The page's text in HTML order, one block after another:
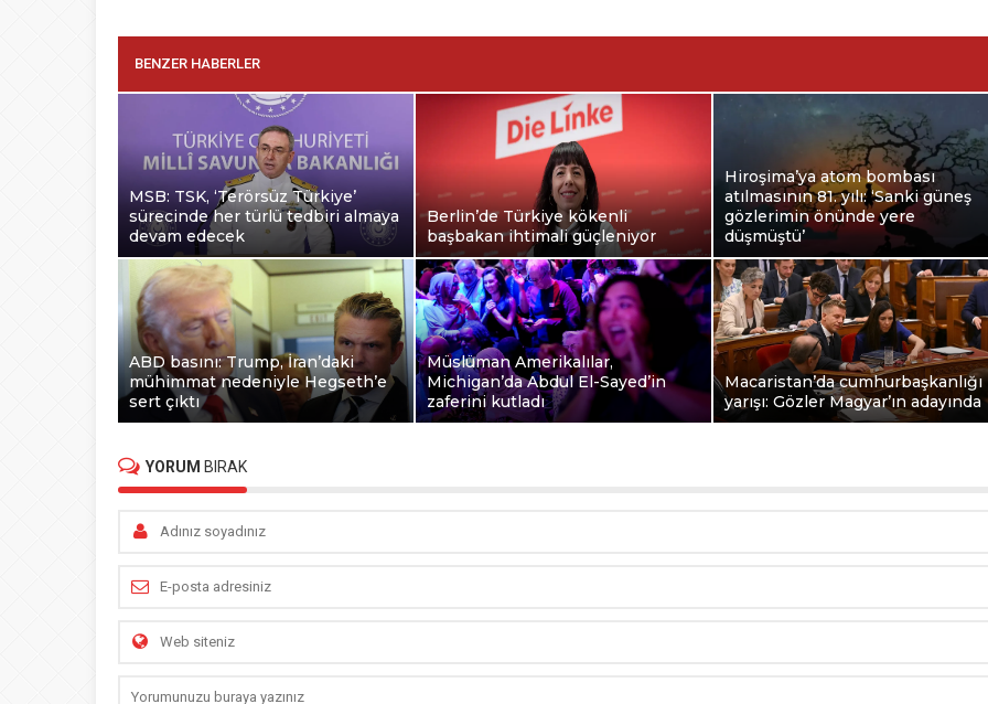
BENZER HABERLER
MSB: TSK, ‘Terörsüz Türkiye’
sürecinde her türlü tedbiri almaya
devam edecek
Berlin’de Türkiye kökenli
başbakan ihtimali güçleniyor
Hiroşima’ya atom bombası
atılmasının 81. yılı: ‘Sanki güneş
gözlerimin önünde yere
düşmüştü’
ABD basını: Trump, İran’daki
mühimmat nedeniyle Hegseth’e
sert çıktı
Müslüman Amerikalılar,
Michigan’da Abdul El-Sayed’in
zaferini kutladı
Macaristan’da cumhurbaşkanlığı
yarışı: Gözler Magyar’ın adayında
YORUM BIRAK